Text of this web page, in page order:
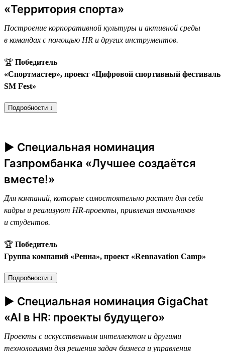
«Территория спорта»
Построение корпоративной культуры и активной среды
в командах с помощью HR и других инструментов.
🏆 Победитель
«Спортмастер», проект «Цифровой спортивный фестиваль
SM Fest»
Подробности ↓
► Специальная номинация
Газпромбанка «Лучшее создаётся
вместе!»
Для компаний, которые самостоятельно растят для себя
кадры и реализуют HR-проекты, привлекая школьников
и студентов.
🏆 Победитель
Группа компаний «Ренна», проект «Rennavation Camp»
Подробности ↓
► Специальная номинация GigaChat
«AI в HR: проекты будущего»
Проекты с искусственным интеллектом и другими
технологиями для решения задач бизнеса и управления